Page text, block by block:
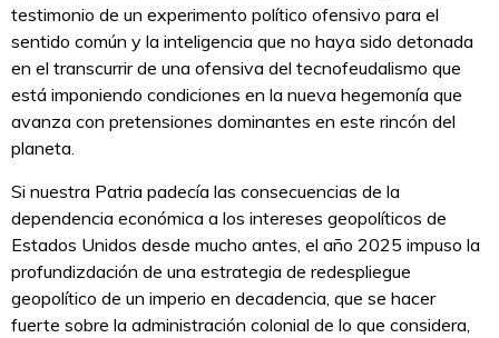
testimonio de un experimento político ofensivo para el
sentido común y la inteligencia que no haya sido detonada
en el transcurrir de una ofensiva del tecnofeudalismo que
está imponiendo condiciones en la nueva hegemonía que
avanza con pretensiones dominantes en este rincón del
planeta.
Si nuestra Patria padecía las consecuencias de la
dependencia económica a los intereses geopolíticos de
Estados Unidos desde mucho antes, el año 2025 impuso la
profundizdación de una estrategia de redespliegue
geopolítico de un imperio en decadencia, que se hacer
fuerte sobre la administración colonial de lo que considera,